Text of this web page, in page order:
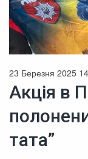
23 Березня 2025
Акція в
тата”